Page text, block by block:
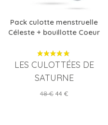
Pack culotte menstruelle
Céleste + bouillotte Coeur
LES CULOTTÉES DE
SATURNE
Prix
48 € Prix
44 €